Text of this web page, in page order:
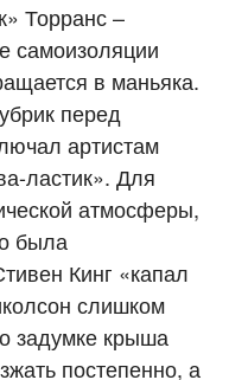
Торранс –
самоизоляции
в маньяка.
перед
артистам
ластик». Для
атмосферы,
была
Кинг «капал
слишком
задумке крыша
постепенно, а